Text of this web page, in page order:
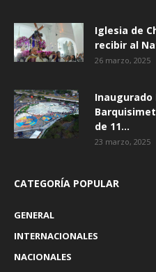
Iglesia de
recibir al
26 marzo, 2025
de 11...
23 marzo, 2025
CATEGORÍA POPULAR
GENERAL
INTERNACIONALES
NACIONALES